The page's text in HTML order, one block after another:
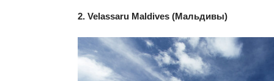
2. Velassaru Maldives (Мальдивы)